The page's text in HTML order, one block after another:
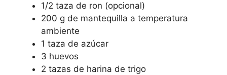
1/2 taza de ron (opcional)
200 g de mantequilla a temperatura
ambiente
1 taza de azúcar
3 huevos
2 tazas de harina de trigo